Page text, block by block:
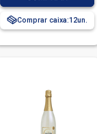
Comprar caixa:12